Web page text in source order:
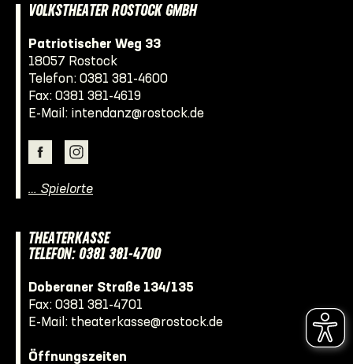
VOLKSTHEATER ROSTOCK GMBH
Patriotischer Weg 33
18057 Rostock
Telefon: 0381 381-4600
Fax: 0381 381-4619
E-Mail: intendanz@rostock.de
… Spielorte
THEATERKASSE
TELEFON: 0381 381-4700
Doberaner Straße 134/135
Fax: 0381 381-4701
E-Mail: theaterkasse@rostock.de
Öffnungszeiten